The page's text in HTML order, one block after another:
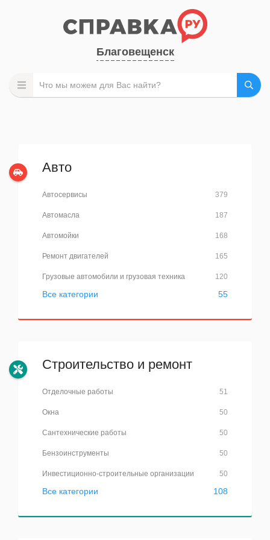
Благовещенск
Авто
379
Автосервисы
187
Автомасла
168
Автомойки
165
Ремонт двигателей
120
Грузовые автомобили и грузовая техника
55
Все категории
Строительство и ремонт
51
Отделочные работы
50
Окна
50
Сантехнические работы
50
Бензоинструменты
50
Инвестиционно-строительные организации
108
Все категории